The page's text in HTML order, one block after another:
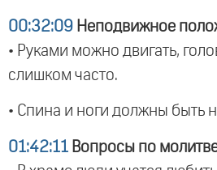
00:32:09 Неподвижное
• Руками можно двигать,
слишком часто.
• Спина и ноги должны быть
01:42:11 Вопросы по